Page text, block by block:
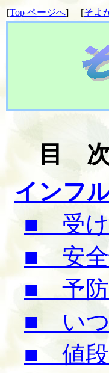
[Top ページへ] [そよ
目
インフ
■ 受け
■ 安全
■ 予防
■ いつ
■ 値段